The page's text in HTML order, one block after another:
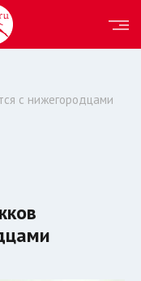
с нижегородцами